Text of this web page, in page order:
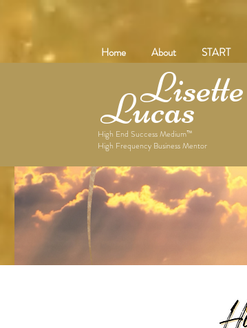
Lisette
Lucas
High End Success Medium™
High Frequency Business Mentor
Home About START